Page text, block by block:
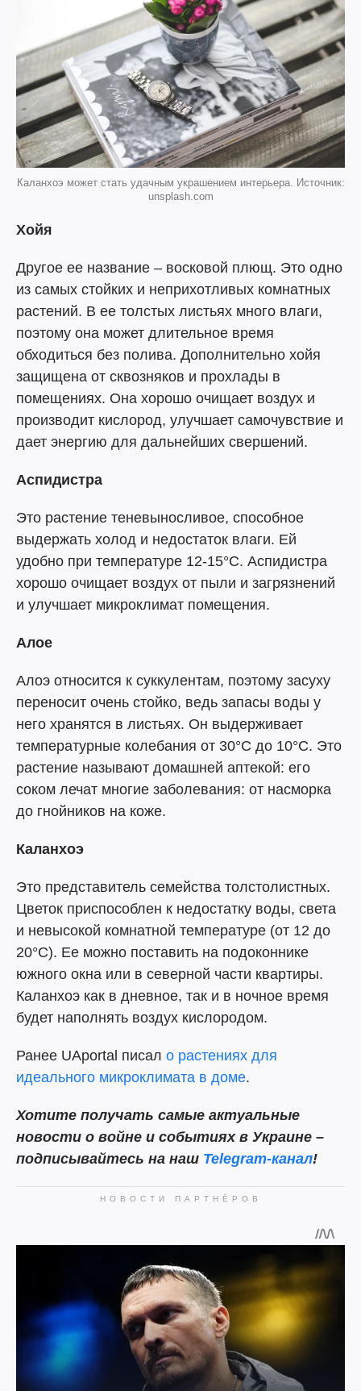
Каланхоэ может стать удачным украшением интерьера. Источник:
unsplash.com
Хойя
Другое ее название – восковой плющ. Это одно
из самых стойких и неприхотливых комнатных
растений. В ее толстых листьях много влаги,
поэтому она может длительное время
обходиться без полива. Дополнительно хойя
защищена от сквозняков и прохлады в
помещениях. Она хорошо очищает воздух и
производит кислород, улучшает самочувствие и
дает энергию для дальнейших свершений.
Аспидистра
Это растение теневыносливое, способное
выдержать холод и недостаток влаги. Ей
удобно при температуре 12-15°С. Аспидистра
хорошо очищает воздух от пыли и загрязнений
и улучшает микроклимат помещения.
Алое
Алоэ относится к суккулентам, поэтому засуху
переносит очень стойко, ведь запасы воды у
него хранятся в листьях. Он выдерживает
температурные колебания от 30°С до 10°С. Это
растение называют домашней аптекой: его
соком лечат многие заболевания: от насморка
до гнойников на коже.
Каланхоэ
Это представитель семейства толстолистных.
Цветок приспособлен к недостатку воды, света
и невысокой комнатной температуре (от 12 до
20°С). Ее можно поставить на подоконнике
южного окна или в северной части квартиры.
Каланхоэ как в дневное, так и в ночное время
будет наполнять воздух кислородом.
Ранее UAportal писал о растениях для
идеального микроклимата в доме.
Хотите получать самые актуальные
новости о войне и событиях в Украине –
подписывайтесь на наш Telegram-канал!